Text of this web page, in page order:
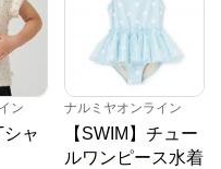
ン
ャ
ナルミヤオンライン
【SWIM】チュー
ルワンピース水着
イト
きます
らのコメント
ップ。人気子供服メ